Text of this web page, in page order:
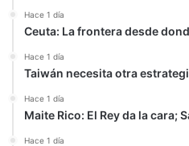
Hace 1 día
Ceuta: La frontera desde
Hace 1 día
Taiwán necesita otra
Hace 1 día
Maite Rico: El Rey da la cara;
Hace 1 día